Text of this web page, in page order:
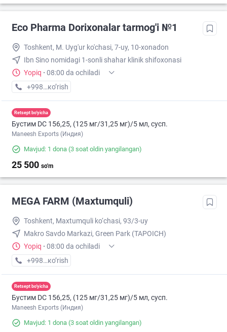
Eco Pharma Dorixonalar tarmog'i №1
Toshkent, M. Uyg'ur ko'chasi, 7-uy, 10-xonadon
Ibn Sino nomidagi 1-sonli shahar klinik shifoxonasi
Yopiq · 08:00 da ochiladi
+998 (71) XXX-XX-XX
кo’rish
Retsept bo'yicha
Бустим DС 156,25, (125 мг/31,25 мг)/5 мл, сусп.
Maneesh Exports (Индия)
Mavjud: 1 dona (3 soat oldin yangilangan)
25 500 so'm
MEGA FARM (Maxtumquli)
Toshkent, Maxtumquli ko‘chasi, 93/3-uy
Makro Savdo Markazi, Green Park (TAPOICH)
Yopiq · 08:00 da ochiladi
+998 (55) XXX-XX-XX
кo’rish
Retsept bo'yicha
Бустим DС 156,25, (125 мг/31,25 мг)/5 мл, сусп.
Maneesh Exports (Индия)
Mavjud: 1 dona (3 soat oldin yangilangan)